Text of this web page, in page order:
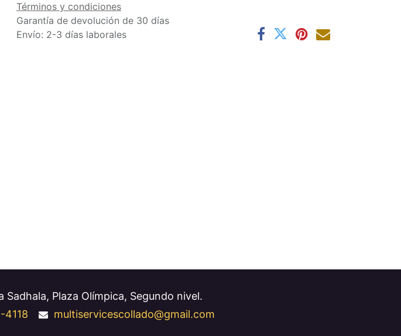
Términos y condiciones
Garantía de devolución de 30 días
Envío: 2-3 días laborales
Sadhala, Plaza Olímpica, Segundo nivel.
4118 multiservicescollado@gmail.com